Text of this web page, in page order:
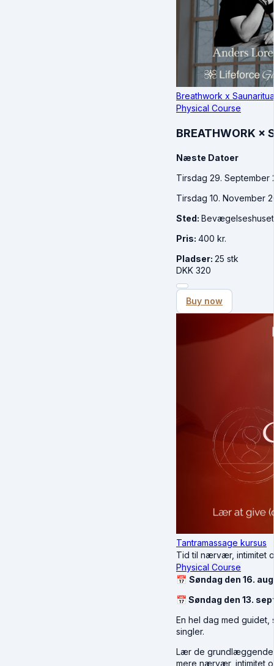
Breathwork x
Physical Course
BREATHWORK ×
Næste Datoer
Tirsdag 29. September
Tirsdag 10. November
Sted:
Pris: 400 kr.
Pladser: 25 stk
DKK 320
Buy now
Tantramassage kursus
Tid til nærvær, intimitet
Physical Course
📅 Søndag den 16.
📅 Søndag den 13.
En hel dag med
singler.
Lær de grundlæggende
mere nærvær, intimitet